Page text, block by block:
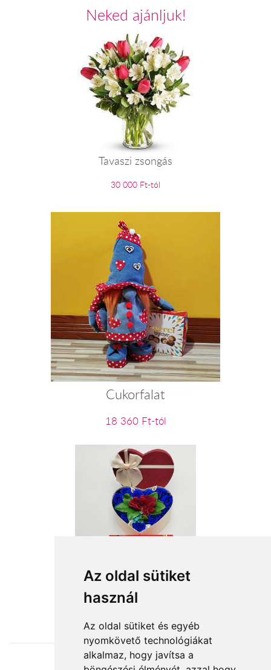
Az oldal sütiket
használ
Az oldal sütiket és egyéb
nyomkövető technológiákat
alkalmaz, hogy javítsa a
Neked ajánljuk!
Tavaszi zsongás
30 000 Ft-tól
Cukorfalat
18 360 Ft-tól
Csöppnyi figyelmesség
12 640 Ft-tól